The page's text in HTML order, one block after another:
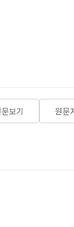
보기 원문